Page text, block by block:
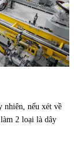
nhiên, nếu xét về
2 loại là dây